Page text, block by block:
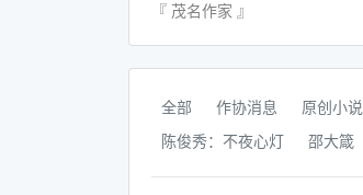
『 茂名作家 』
全部 作协消息 原创小说
陈俊秀：不夜心灯
邵大箴